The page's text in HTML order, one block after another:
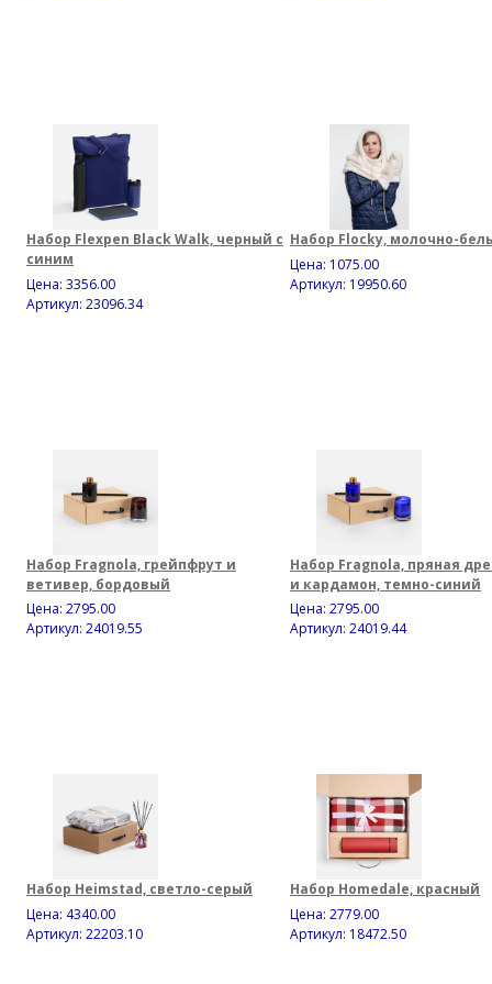
Набор Flexpen Black Walk, черный с
синим
Цена: 3356.00
Артикул: 23096.34
Набор Flocky, молочно-
Цена: 1075.00
Артикул: 19950.60
Набор Fragnola, грейпфрут и
ветивер, бордовый
Цена: 2795.00
Артикул: 24019.55
Набор Fragnola, пряная
и кардамон, темно-синий
Цена: 2795.00
Артикул: 24019.44
Набор Heimstad, светло-серый
Цена: 4340.00
Артикул: 22203.10
Набор Homedale, красный
Цена: 2779.00
Артикул: 18472.50